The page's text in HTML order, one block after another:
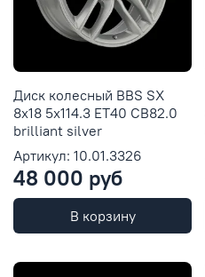
Диск колесный BBS SX
8x18 5x114.3 ET40 CB82.0
brilliant silver
Артикул: 10.01.3326
48 000 руб
В корзину